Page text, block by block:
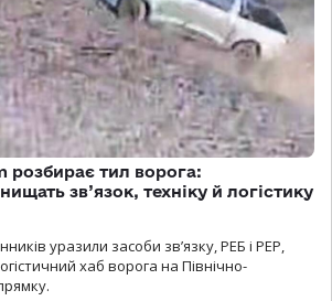
розбирає тил ворога:
зв’язок, техніку й логістику
уразили засоби зв’язку, РЕБ і РЕР,
хаб ворога на Північно-